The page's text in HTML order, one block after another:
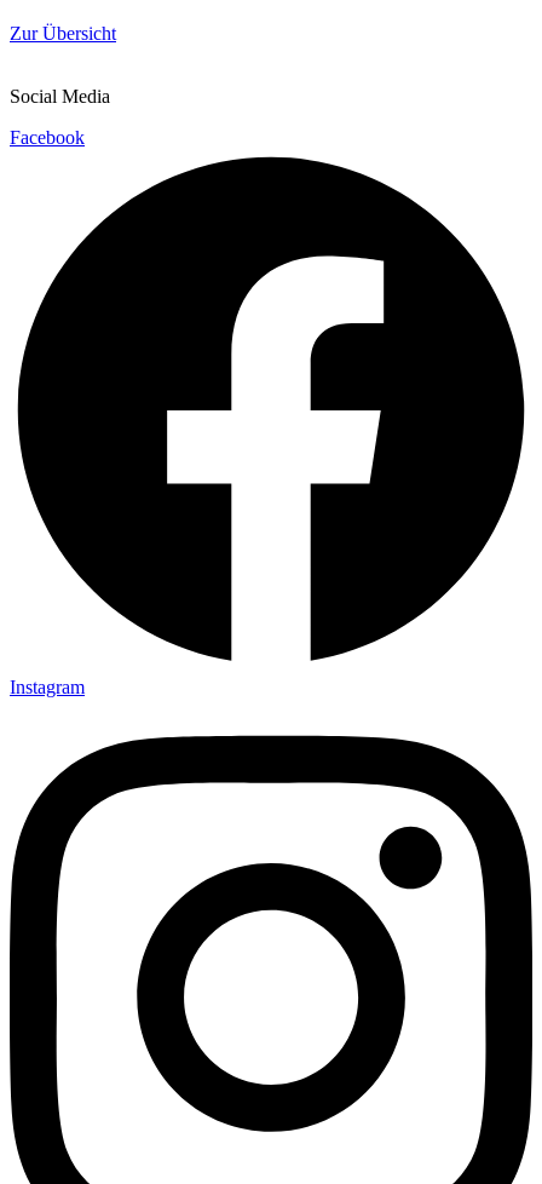
Zur Übersicht
Social Media
Facebook
Instagram